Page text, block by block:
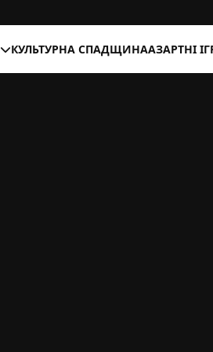
КУЛЬТУРНА СПАДЩИНААЗАРТНІ